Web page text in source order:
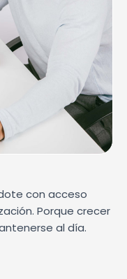
con acceso
Porque crecer
al día.